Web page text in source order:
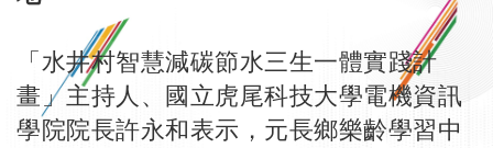
「水井村智慧減碳節水三生一體實踐計
畫」主持人、國立虎尾科技大學電機資訊
學院院長許永和表示，元長鄉樂齡學習中